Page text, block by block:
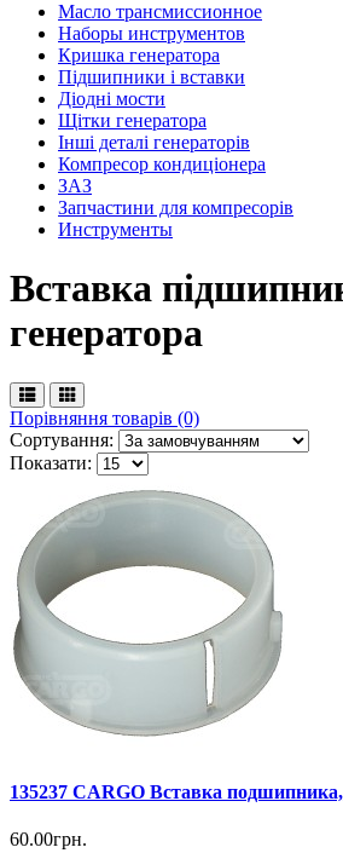
Масло трансмиссионное
Наборы инструментов
Кришка генератора
Підшипники і вставки
Діодні мости
Щітки генератора
Інші деталі генераторів
Компресор кондиціонера
ЗАЗ
Запчастини для компресорів
Инструменты
Вставка
генератора
Порівняння товарів (0)
Сортування:
Показати:
135237 CARGO Вставка подшипника,
60.00грн.